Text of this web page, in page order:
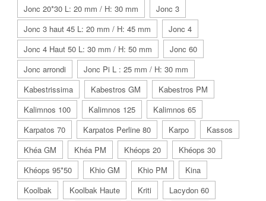
Jonc 20*30 L: 20 mm / H: 30 mm
Jonc 3
Jonc 3 haut 45 L: 20 mm / H: 45 mm
Jonc 4
Jonc 4 Haut 50 L: 30 mm / H: 50 mm
Jonc 60
Jonc arrondi
Jonc Pi L : 25 mm / H: 30 mm
Kabestrissima
Kabestros GM
Kabestros PM
Kalimnos 100
Kalimnos 125
Kalimnos 65
Karpatos 70
Karpatos Perline 80 Karpo
Kassos
Khéa GM
Khéa PM Khéops 20
Khéops 30
Khéops 95*50
Khio GM Khio PM
Kina
Koolbak
Koolbak Haute Kriti
Lacydon 60